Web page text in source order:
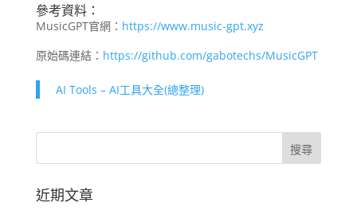
參考資料：
MusicGPT官網： https://www.music-gpt.xyz
原始碼連結： https://github.com/gabotechs/MusicGPT
AI Tools – AI工具大全(總整理)
近期文章